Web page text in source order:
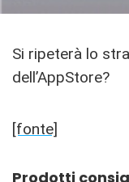
Si ripeterà lo
dell’AppStore?
[fonte]
Prodotti